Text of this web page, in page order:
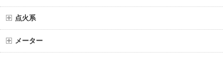
点火系
メーター